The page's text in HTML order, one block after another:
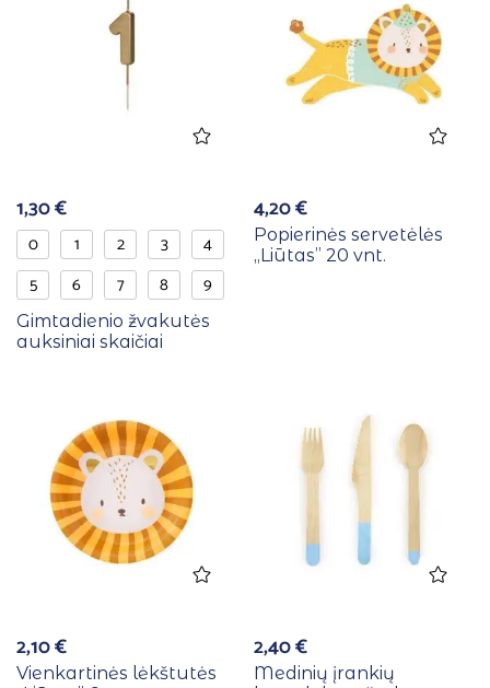
1,30€
0 1 2 3
4
5
6 7 8 9
Gimtadienio žvakutės
auksiniai skaičiai
4,20€
Popierinės servetėlės
,,Liūtas” 20 vnt.
2,10€
Vienkartinės lėkštutės
2,40€
Medinių įrankių